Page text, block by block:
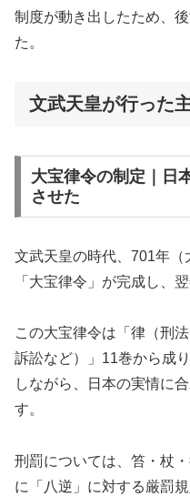
制度が動き出したため、
た。
文武天皇が行った
大宝律令の制定｜日
させた
文武天皇の時代、701年（
「大宝律令」が完成し、
この大宝律令は「律（刑
訴訟など）」11巻から成
しながら、日本の実情に
す。
刑罰については、笞・杖
に「八逆」に対する厳罰